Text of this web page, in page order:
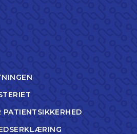
PATIENTSIKKERHED